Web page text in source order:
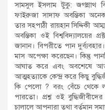
সামসুল ইসলাম টুকু: জগন্নাথ
ফাইরুজা সাদাফ অবন্তিকা
তার সহপাঠী রায়হান সিদ্দিকী
অবন্তিকা ওই বিশ্ববিদ্যালয়ের
জানান। বিপরীতে পান
মাস অপেক্ষা করেছেন। কিন্তু
আঘাত করে এবং অবশেষে
আত্মহত্যাকে কেন্দ্র করে কিছু
কি পেলো ? বরং বেঁচে থেকে
পারতো। প্রশ্ন ওই
চালালে আপনারা তথা বর্তমান